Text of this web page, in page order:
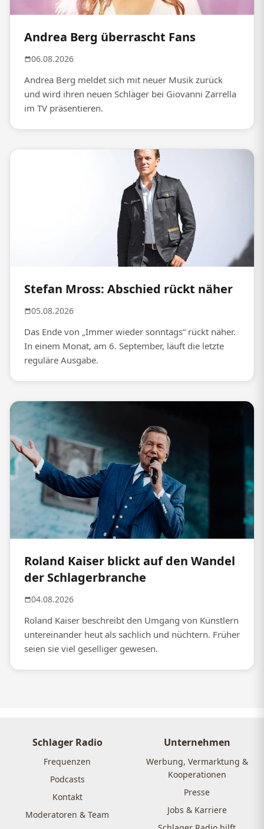
Andrea Berg überrascht Fans
06.08.2026
Andrea Berg meldet sich mit neuer Musik zurück
und wird ihren neuen Schlager bei Giovanni Zarrella
im TV präsentieren.
Stefan Mross: Abschied rückt näher
05.08.2026
Das Ende von „Immer wieder sonntags“ rückt näher.
In einem Monat, am 6. September, läuft die letzte
reguläre Ausgabe.
Roland Kaiser blickt auf den Wandel
der Schlagerbranche
04.08.2026
Roland Kaiser beschreibt den Umgang von Künstlern
untereinander heut als sachlich und nüchtern. Früher
seien sie viel geselliger gewesen.
Schlager Radio
Frequenzen
Podcasts
Kontakt
Moderatoren & Team
Unternehmen
Werbung, Vermarktung &
Kooperationen
Presse
Jobs & Karriere